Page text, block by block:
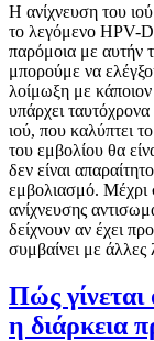
Η ανίχνευση του
το λεγόμενο HPV-
παρόμοια με αυτήν
μπορούμε να
λοίμωξη με
υπάρχει
ιού, που καλύπτει
του εμβολίου θα
δεν είναι
εμβολιασμό. Μέχρι
ανίχνευσης
δείχνουν αν έχει
συμβαίνει με άλλες
Πώς γίνεται
η διάρκεια